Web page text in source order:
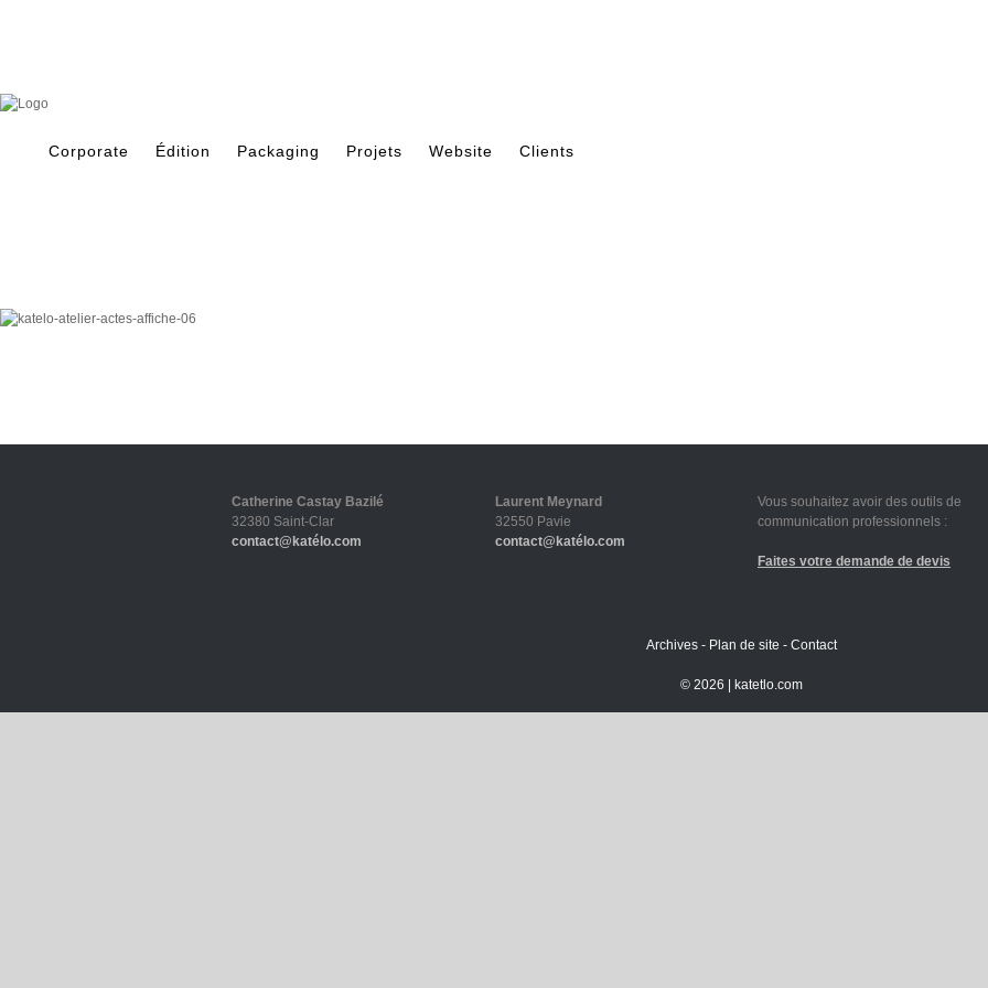
Corporate Édition Packaging Projets Website Clients
Catherine Castay Bazilé
32380 Saint-Clar
contact@katélo.com
Laurent Meynard
32550 Pavie
contact@katélo.com
Vous souhaitez avoir des outils de
communication professionnels :
Faites votre demande de devis
Archives- Plan de site - Contact
© 2026 | katetlo.com